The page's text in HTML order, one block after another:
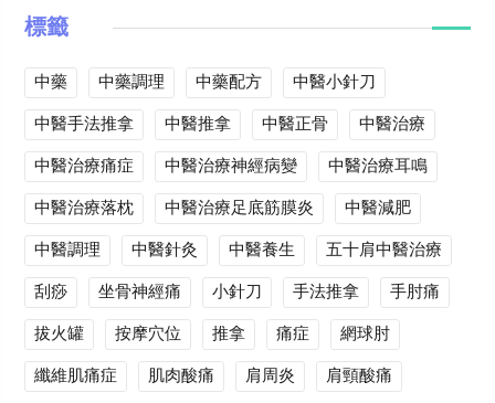
標籤
中藥 中藥調理 中藥配方
中醫小針刀
中醫手法推拿
中醫推拿 中醫正骨
中醫治療
中醫治療痛症
中醫治療神經病變
中醫治療耳鳴
中醫治療落枕
中醫治療足底筋膜炎
中醫減肥
中醫調理
中醫針灸 中醫養生
五十肩中醫治療
刮痧
坐骨神經痛 小針刀 手法推拿
手肘痛
拔火罐
按摩穴位 推拿 痛症
網球肘
纖維肌痛症
肌肉酸痛 肩周炎
肩頸酸痛